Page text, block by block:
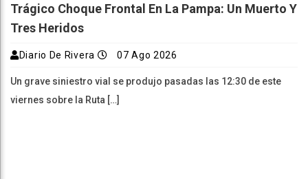
Trágico Choque Frontal En La Pampa: Un Muerto Y
Tres Heridos
Diario De Rivera 07 Ago 2026
Un grave siniestro vial se produjo pasadas las 12:30 de este
viernes sobre la Ruta […]